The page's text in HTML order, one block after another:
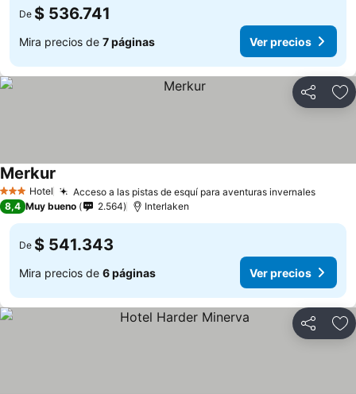
De $ 536.741
Mira precios de 7 páginas Ver precios
Compartir
3 Estrellas
Hotel Acceso a las pistas de esquí para aventuras invernales
Merkur
8,4 Muy bueno 2.564 Interlaken
De $ 541.343
Mira precios de 6 páginas Ver precios
Compartir